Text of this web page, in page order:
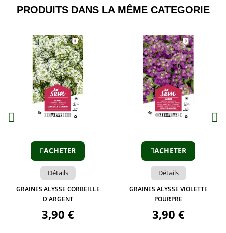
PRODUITS DANS LA MÊME CATEGORIE​
Aperçu
ACHETER
Détails
GRAINES ALYSSE CORBEILLE
D'ARGENT
3,90 €
Aperçu
ACHETER
Détails
GRAINES ALYSSE VIOLETTE
POURPRE
3,90 €